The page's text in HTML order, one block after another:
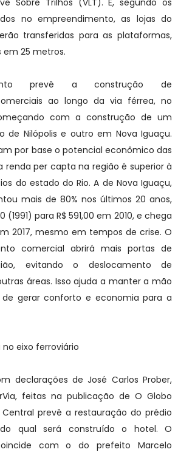
Sobre Trilhos (VLT). E, segundo os
no empreendimento, as lojas do
transferidas para as plataformas,
em 25 metros.
prevê a construção de
ao longo da via férrea, no
com a construção de um
de Nilópolis e outro em Nova Iguaçu.
por base o potencial econômico das
renda per capta na região é superior à
do estado do Rio. A de Nova Iguaçu,
mais de 80% nos últimos 20 anos,
(1991) para R$ 591,00 em 2010, e chega
2017, mesmo em tempos de crise. O
comercial abrirá mais portas de
evitando o deslocamento de
áreas. Isso ajuda a manter a mão
gerar conforto e economia para a
eixo ferroviário
declarações de José Carlos Prober,
feitas na publicação de O Globo
Central prevê a restauração do prédio
qual será construído o hotel. O
com o do prefeito Marcelo